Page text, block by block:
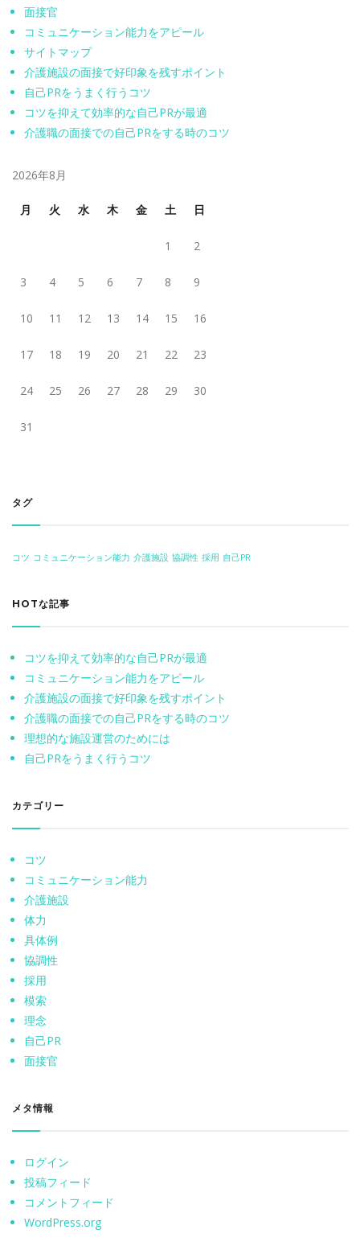
面接官
コミュニケーション能力をアピール
サイトマップ
介護施設の面接で好印象を残すポイント
自己PRをうまく行うコツ
コツを抑えて効率的な自己PRが最適
介護職の面接での自己PRをする時のコツ
2026年8月
月 火 水 木 金 土 日
1 2
3 4 5 6 7 8 9
10 11 12 13 14 15 16
17 18 19 20 21 22 23
24 25 26 27 28 29 30
31
タグ
コツ コミュニケーション能力 介護施設 協調性 採用 自己PR
HOTな記事
コツを抑えて効率的な自己PRが最適
コミュニケーション能力をアピール
介護施設の面接で好印象を残すポイント
介護職の面接での自己PRをする時のコツ
理想的な施設運営のためには
自己PRをうまく行うコツ
カテゴリー
コツ
コミュニケーション能力
介護施設
体力
具体例
協調性
採用
模索
理念
自己PR
面接官
メタ情報
ログイン
投稿フィード
コメントフィード
WordPress.org